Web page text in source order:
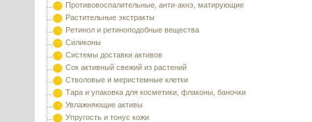
Противовоспалительные, анти-акнэ, матирующие
Растительные экстракты
Ретинол и ретиноподобные вещества
Силиконы
Системы доставки активов
Сок активный свежий из растений
Стволовые и меристемные клетки
Тара и упаковка для косметики, флаконы, баночки
Увлажняющие активы
Упругость и тонус кожи